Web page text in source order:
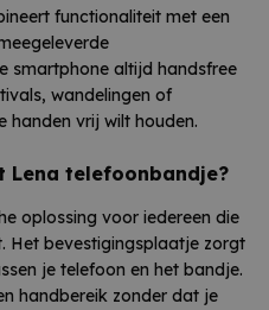
functionaliteit met een
smartphone altijd handsfree
wandelingen of
handen vrij wilt houden.
Lena telefoonbandje?
oplossing voor iedereen die
Het bevestigingsplaatje zorgt
je telefoon en het bandje.
handbereik zonder dat je